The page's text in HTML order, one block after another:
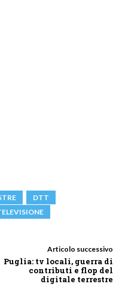
DTT
Articolo successivo
Puglia: tv locali, guerra di
contributi e flop del
digitale terrestre